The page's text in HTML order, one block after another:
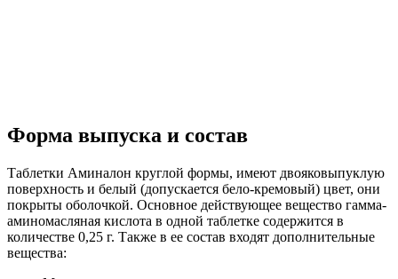
Форма выпуска и состав
Таблетки Аминалон круглой формы, имеют двояковыпуклую
поверхность и белый (допускается бело-кремовый) цвет, они
покрыты оболочкой. Основное действующее вещество гамма-
аминомасляная кислота в одной таблетке содержится в
количестве 0,25 г. Также в ее состав входят дополнительные
вещества: